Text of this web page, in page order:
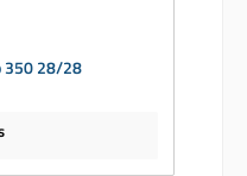
350 28/28